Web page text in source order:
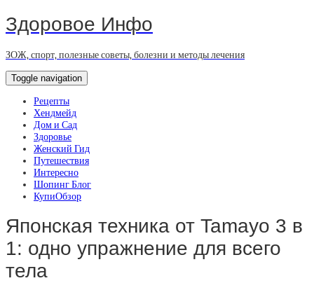
Здоровое Инфо
ЗОЖ, спорт, полезные советы, болезни и методы лечения
Toggle navigation
Рецепты
Хендмейд
Дом и Сад
Здоровье
Женский Гид
Путешествия
Интересно
Шопинг Блог
КупиОбзор
Японская техника от Tamayo 3 в
1: одно упражнение для всего
тела